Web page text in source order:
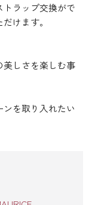
ラップ交換がで
けます。
しさを楽しむ事
を取り入れたい